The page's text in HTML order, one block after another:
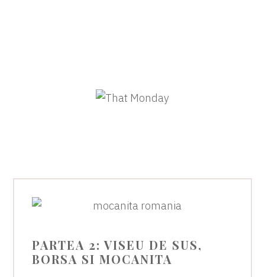
PARTEA 2: VISEU DE SUS,
BORSA SI MOCANITA